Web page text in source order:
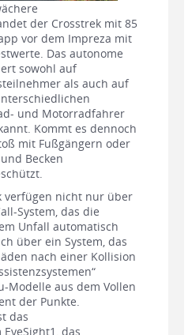
der Crosstrek mit 85
vor dem Impreza mit
Das autonome
sowohl auf
als auch auf
und Motorradfahrer
Kommt es dennoch
mit Fußgängern oder
Becken
verfügen nicht nur über
System, das die
Unfall automatisch
über ein System, das
nach einer Kollision
Modelle aus dem Vollen
der Punkte.
das
das